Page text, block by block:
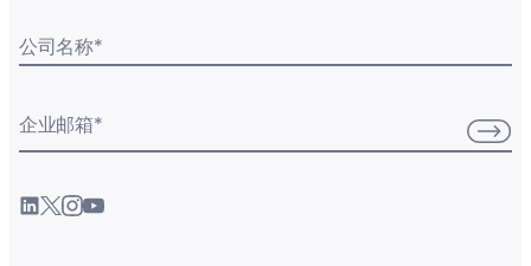
公司名称*
企业邮箱*